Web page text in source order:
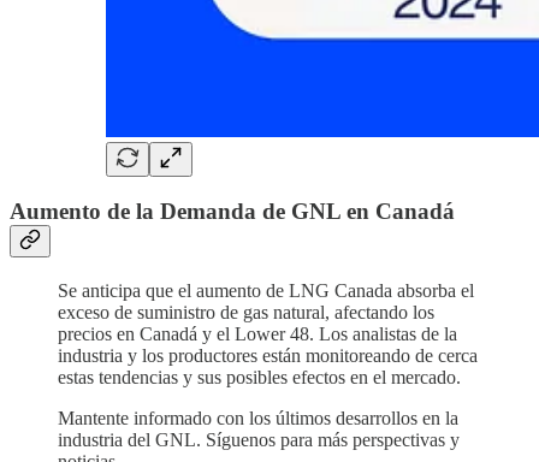
Aumento de la Demanda de GNL en Canadá
Se anticipa que el aumento de LNG Canada absorba el
exceso de suministro de gas natural, afectando los
precios en Canadá y el Lower 48. Los analistas de la
industria y los productores están monitoreando de cerca
estas tendencias y sus posibles efectos en el mercado.
Mantente informado con los últimos desarrollos en la
industria del GNL. Síguenos para más perspectivas y